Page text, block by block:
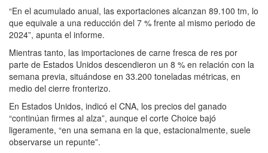
“En el acumulado anual, las exportaciones alcanzan 89.100 tm, lo
que equivale a una reducción del 7 % frente al mismo periodo de
2024”, apunta el informe.
Mientras tanto, las importaciones de carne fresca de res por
parte de Estados Unidos descendieron un 8 % en relación con la
semana previa, situándose en 33.200 toneladas métricas, en
medio del cierre fronterizo.
En Estados Unidos, indicó el CNA, los precios del ganado
“continúan firmes al alza”, aunque el corte Choice bajó
ligeramente, “en una semana en la que, estacionalmente, suele
observarse un repunte”.